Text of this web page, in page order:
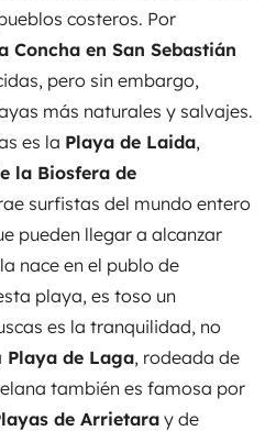
costeros. Por
Concha en San Sebastián
pero sin embargo,
más naturales y salvajes.
es la Playa de Laida,
la Biosfera de
surfistas del mundo entero
pueden llegar a alcanzar
nace en el publo de
playa, es toso un
es la tranquilidad, no
Playa de Laga, rodeada de
también es famosa por
de Arrietara y de